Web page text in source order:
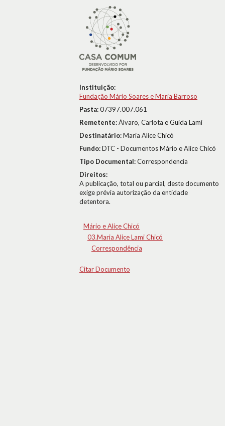
Instituição:
Fundação Mário Soares e Maria Barroso
Pasta:07397.007.061
Remetente:Álvaro, Carlota e Guida Lami
Destinatário:Maria Alice Chicó
Fundo:DTC - Documentos Mário e Alice Chicó
Tipo Documental:Correspondencia
Direitos:
A publicação, total ou parcial, deste documento
exige prévia autorização da entidade
detentora.
Mário e Alice Chicó
03.Maria Alice Lami Chicó
Correspondência
Citar Documento